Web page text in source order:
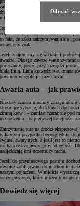
zatrzymywania się to dwie
dni obowiązywania (zakaz może nie
minut).
Jeżeli zakaz nie obowiązuje na całej
odpowiednio początek i koniec strefy,
to fakt, że zakaz zatrzymywania się i
ustawiony znak.
Jeżeli znajdujemy się w trasie i
uwadze. Dlatego zawsze warto zwracać
poruszamy, postój przy krawędzi jezdni
białą linią. Linia krawędziowa, znana
powinno w ogóle jej przekraczać.
Awaria auta – jak
Niestety czasem musimy zatrzymać się
stresujące sytuacje, do których
zimną krew i – zamiast rzucać się pod
uszkodzenia – w pierwszej kolejności
Zatrzymanie auta na drodze
w każdym przypadku bezwzględnie
świateł awaryjnych, a jeśli jest to
trójkąta ostrzegawczego w odległości
nadjeżdżają inni uczestnicy ruchu.
Jeżeli do przymusowego postoju
również zobligowani do uruchomienia
naszym pojazdem. W mieście
ostrzegawczego, który możemy
Dowiedz się więcej
Odrzuć